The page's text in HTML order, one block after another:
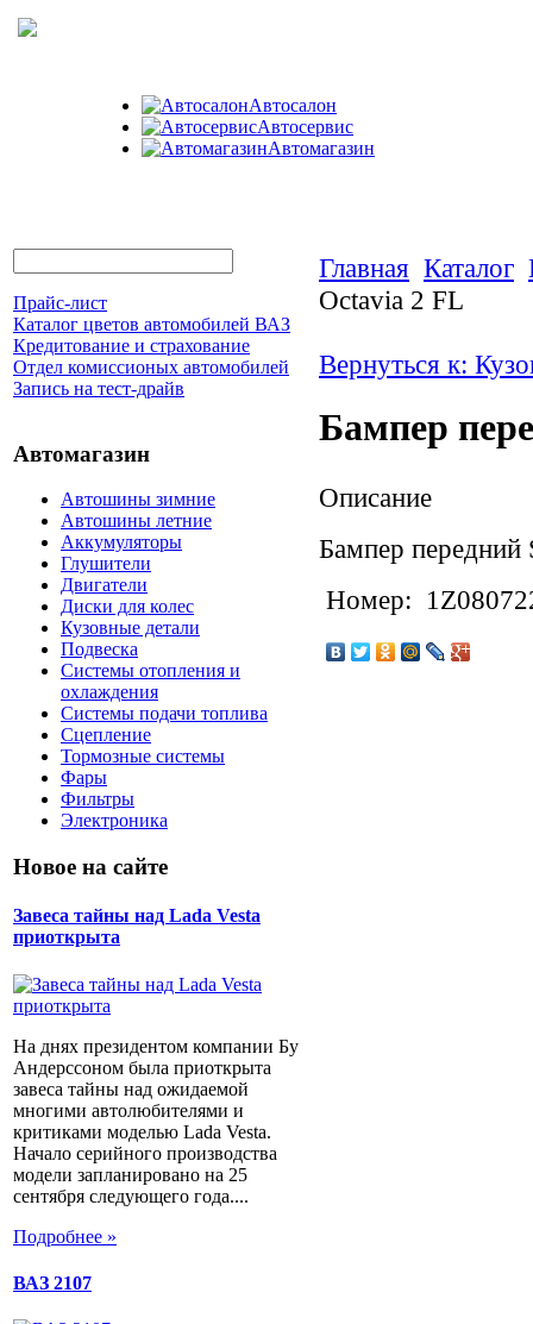
Автосалон
Автосервис
Автомагазин
Прайс-лист
Каталог цветов автомобилей ВАЗ
Кредитование и страхование
Отдел комиссионых автомобилей
Запись на тест-драйв
Автомагазин
Автошины зимние
Автошины летние
Аккумуляторы
Глушители
Двигатели
Диски для колес
Кузовные детали
Подвеска
Системы отопления и
охлаждения
Системы подачи топлива
Сцепление
Тормозные системы
Фары
Фильтры
Электроника
Новое на сайте
Завеса тайны над Lada Vesta
приоткрыта
На днях президентом компании Бу
Андерссоном была приоткрыта
завеса тайны над ожидаемой
многими автолюбителями и
критиками моделью Lada Vesta.
Начало серийного производства
модели запланировано на 25
сентября следующего года....
Подробнее »
ВАЗ 2107
Главная Каталог
Octavia 2 FL
Вернуться к:
Бампер
Описание
Бампер передний
Номер: